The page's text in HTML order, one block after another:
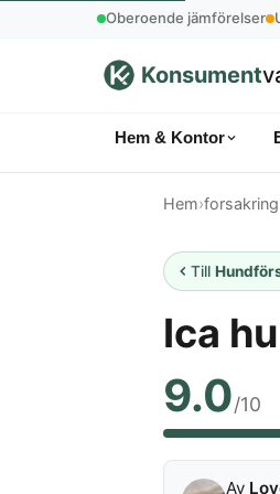
Oberoende jämförelser
Konsument
Hem & Kontor
Hem›forsakring
Till
Ica
9.0/10
Av